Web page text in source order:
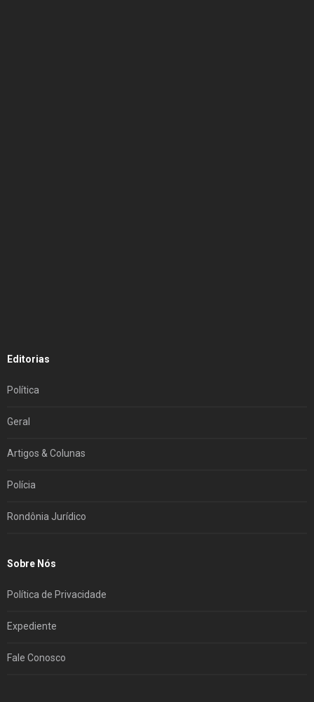
Editorias
Política
Geral
Artigos & Colunas
Polícia
Rondônia Jurídico
Sobre Nós
Política de Privacidade
Expediente
Fale Conosco